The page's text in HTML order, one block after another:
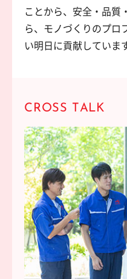
ことから、安全・品質
ら、モノづくりのプロ
い明日に貢献していま
CROSS TALK